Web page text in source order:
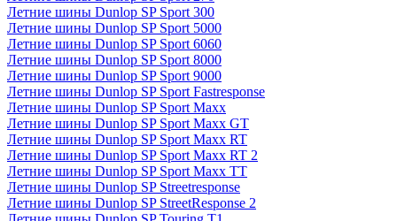
Летние шины Dunlop SP Sport 300
Летние шины Dunlop SP Sport 5000
Летние шины Dunlop SP Sport 6060
Летние шины Dunlop SP Sport 8000
Летние шины Dunlop SP Sport 9000
Летние шины Dunlop SP Sport Fastresponse
Летние шины Dunlop SP Sport Maxx
Летние шины Dunlop SP Sport Maxx GT
Летние шины Dunlop SP Sport Maxx RT
Летние шины Dunlop SP Sport Maxx RT 2
Летние шины Dunlop SP Sport Maxx TT
Летние шины Dunlop SP Streetresponse
Летние шины Dunlop SP StreetResponse 2